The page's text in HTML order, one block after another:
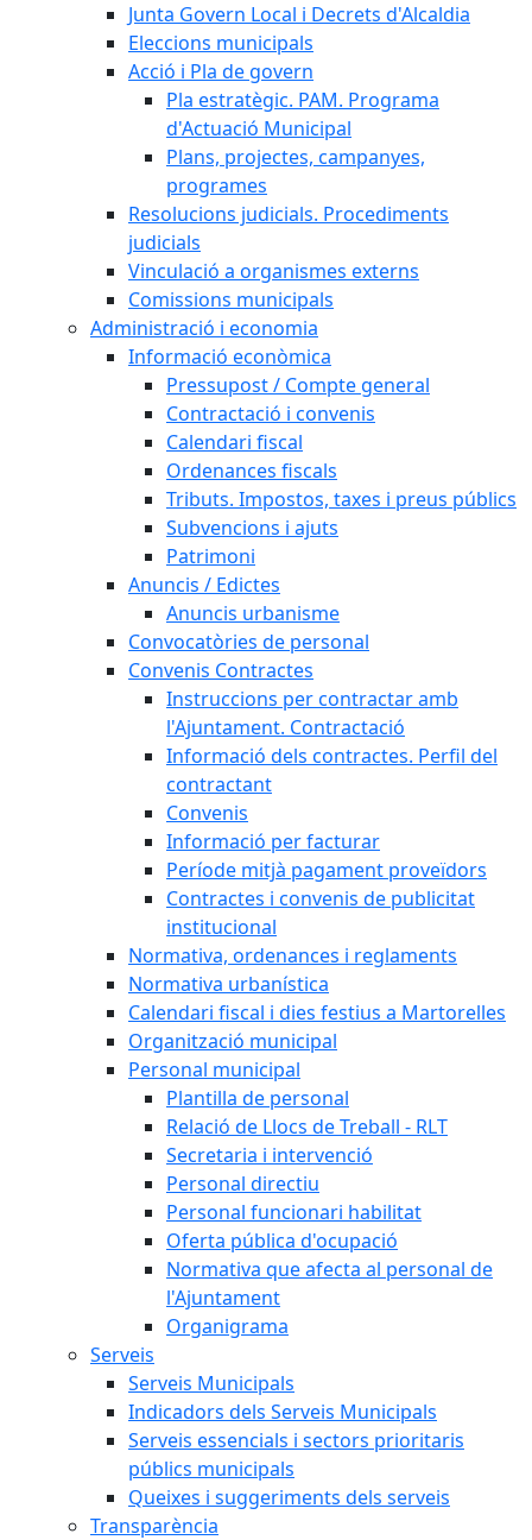
Junta Govern Local i Decrets d'Alcaldia
Eleccions municipals
Acció i Pla de govern
Pla estratègic. PAM. Programa
d'Actuació Municipal
Plans, projectes, campanyes,
programes
Resolucions judicials. Procediments
judicials
Vinculació a organismes externs
Comissions municipals
Administració i economia
Informació econòmica
Pressupost / Compte general
Contractació i convenis
Calendari fiscal
Ordenances fiscals
Tributs. Impostos, taxes i preus públics
Subvencions i ajuts
Patrimoni
Anuncis / Edictes
Anuncis urbanisme
Convocatòries de personal
Convenis Contractes
Instruccions per contractar amb
l'Ajuntament. Contractació
Informació dels contractes. Perfil del
contractant
Convenis
Informació per facturar
Període mitjà pagament proveïdors
Contractes i convenis de publicitat
institucional
Normativa, ordenances i reglaments
Normativa urbanística
Calendari fiscal i dies festius a Martorelles
Organització municipal
Personal municipal
Plantilla de personal
Relació de Llocs de Treball - RLT
Secretaria i intervenció
Personal directiu
Personal funcionari habilitat
Oferta pública d'ocupació
Normativa que afecta al personal de
l'Ajuntament
Organigrama
Serveis
Serveis Municipals
Indicadors dels Serveis Municipals
Serveis essencials i sectors prioritaris
públics municipals
Queixes i suggeriments dels serveis
Transparència